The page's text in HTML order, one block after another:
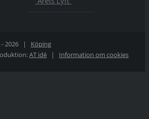
2026 | Köping
AT idé | Information om cookies